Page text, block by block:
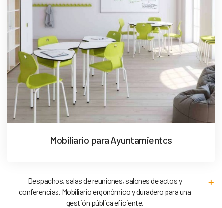
Mobiliario para Ayuntamientos
Despachos, salas de reuniones, salones de actos y
conferencias. Mobiliario ergonómico y duradero para una
gestión pública eficiente.